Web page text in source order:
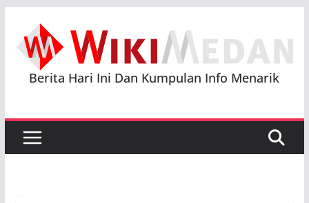
content
Berita Hari Ini Dan Kumpulan Info Menarik